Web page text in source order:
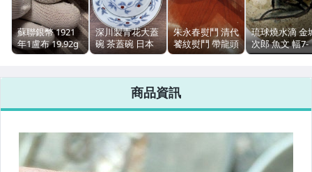
女包精品與女鞋
相機、攝影與周邊
蘇聯銀幣 1921
年1盧布 19.92g
約32mm 五角星
深川製青花大蓋
碗 茶蓋碗 日本
瓷器茶具 全品瓷
朱永春熨鬥 清代
饕紋熨鬥 帶龍頭
名家款
琉球燒水滴 金
次郎 魚文 幅7-
7.5cm 人間國
商品資訊